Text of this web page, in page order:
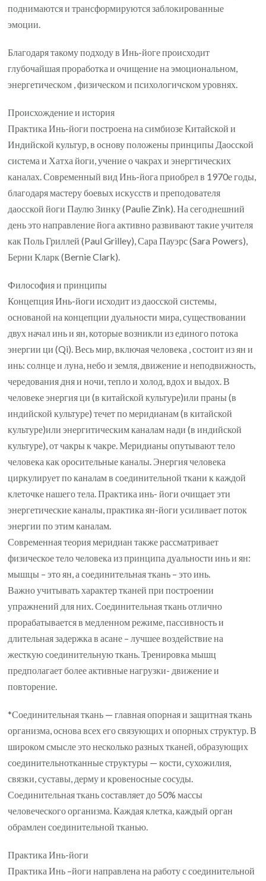
поднимаются и трансформируются заблокированные
эмоции.
Благодаря такому подходу в Инь-йоге происходит
глубочайшая проработка и очищение на эмоциональном,
энергетическом , физическом и психологичском уровнях.
Происхождение и история
Практика Инь-йоги построена на симбиозе Китайской и
Индийской культур, в основу положены принципы Даосской
система и Хатха йоги, учение о чакрах и энергтических
каналах. Современный вид Инь-йога приобрел в 1970е годы,
благодаря мастеру боевых искусств и преподователя
даосской йоги Паулю Зинку (Paulie Zink). На сегоднешний
день это направление йога активно развивают такие учителя
как Поль Гриллей (Paul Grilley), Сара Пауэрс (Sara Powers),
Берни Кларк (Bernie Clark).
Философия и принципы
Концепция Инь-йоги исходит из даосской системы,
основаной на концепции дуальности мира, существовании
двух начал инь и ян, которые возникли из единого потока
энергии ци (Qi). Весь мир, включая человека , состоит из ян и
инь: солнце и луна, небо и земля, движение и неподвижность,
чередования дня и ночи, тепло и холод, вдох и выдох. В
человеке энергия ци (в китайской культуре)или праны (в
индийской культуре) течет по меридианам (в китайской
культуре)или энергитическим каналам нади (в индийской
культуре), от чакры к чакре. Меридианы опутывают тело
человека как оросительные каналы. Энергия человека
циркулирует по каналам в соединительной ткани к каждой
клеточке нашего тела. Практика инь- йоги очищает эти
энергетические каналы, практика ян-йоги усиливает поток
энергии по этим каналам.
Современная теория меридиан также рассматривает
физическое тело человека из принципа дуальности инь и ян:
мышцы – это ян, а соединительная ткань – это инь.
Важно учитывать характер тканей при построении
упражнений для них. Соединительная ткань отлично
прорабатывается в медленном режиме, пассивность и
длительная задержка в асане – лучшее воздействие на
жесткую соединительную ткань. Тренировка мышц
предполагает более активные нагрузки- движение и
повторение.
*Соединительная ткань — главная опорная и защитная ткань
организма, основа всех его связующих и опорных структур. В
широком смысле это несколько разных тканей, образующих
соединительнотканные структуры — кости, сухожилия,
связки, суставы, дерму и кровеносные сосуды.
Соединительная ткань составляет до 50% массы
человеческого организма. Каждая клетка, каждый орган
обрамлен соединительной тканью.
Практика Инь-йоги
Практика Инь –йоги направлена на работу с соединительной